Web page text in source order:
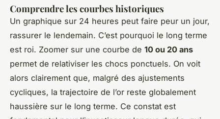
Comprendre les courbes historiques
Un graphique sur 24 heures peut faire peur un jour,
rassurer le lendemain. C’est pourquoi le long terme
est roi. Zoomer sur une courbe de 10 ou 20 ans
permet de relativiser les chocs ponctuels. On voit
alors clairement que, malgré des ajustements
cycliques, la trajectoire de l’or reste globalement
haussière sur le long terme. Ce constat est